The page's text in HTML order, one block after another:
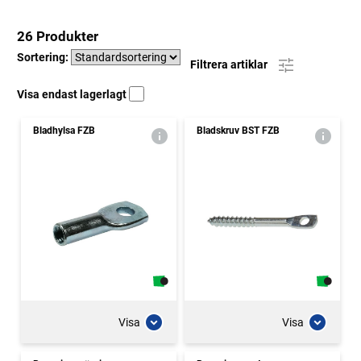
26 Produkter
Sortering:
Filtrera artiklar
Visa endast lagerlagt
Bladhylsa FZB
Visa
Bladskruv BST FZB
Visa